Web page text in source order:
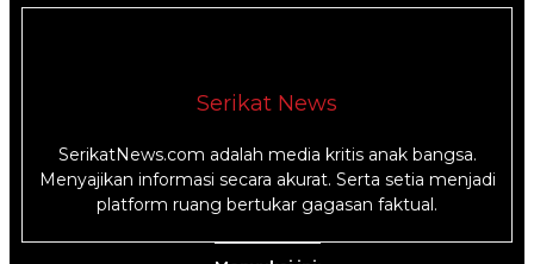
Serikat News
SerikatNews.com adalah media kritis anak bangsa.
Menyajikan informasi secara akurat. Serta setia menjadi
platform ruang bertukar gagasan faktual.